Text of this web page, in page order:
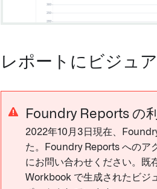
レポートにビジュ
Foundry Reports の
2022年10月3日現在、
た。Foundry Reports へのア
にお問い合わせください。既
Workbook で生成されたビジ